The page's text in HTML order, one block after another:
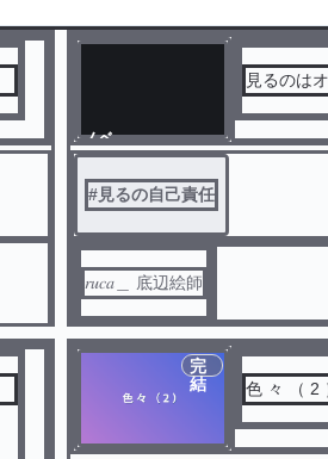
ノベ
ル
見るのは
#見るの自己責任
𝑟𝑢𝑐𝑎＿ 底辺絵師
完
結
色 々 （ 2